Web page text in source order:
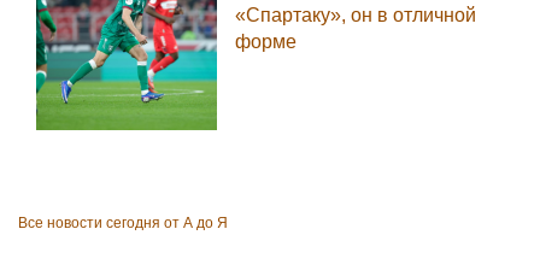
«Спартаку», он в отличной
форме
Все новости сегодня от А до Я